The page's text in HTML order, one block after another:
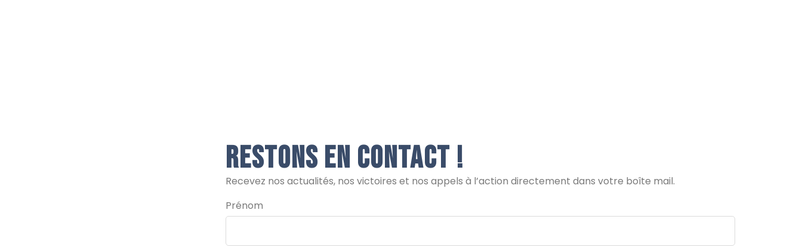
Restons en contact !
Recevez nos actualités, nos victoires et nos appels à l’action directement dans votre boîte mail.
Prénom